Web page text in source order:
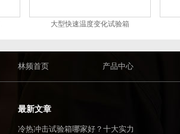
大型快速温度变化试验箱
林频首页 产品中心
最新文章
冷热冲击试验箱哪家好？十大实力